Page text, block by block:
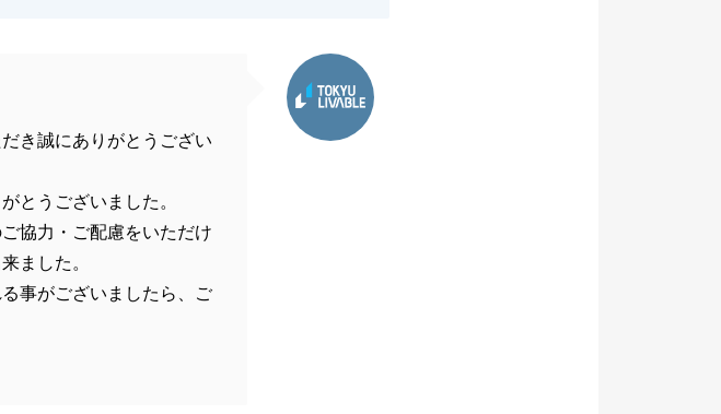
き誠にありがとうござい
とうございました。
協力・ご配慮をいただけ
ました。
事がございましたら、ご